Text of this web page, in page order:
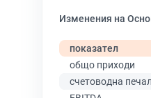
Изменения на
показател
общо приходи
счетоводна